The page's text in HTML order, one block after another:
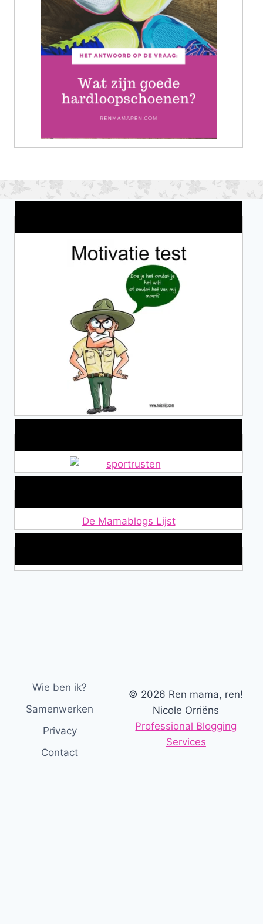
De Mamablogs Lijst
Wie ben ik?
Samenwerken
Privacy
Contact
© 2026 Ren mama, ren!
Nicole Orriëns
Professional Blogging
Services